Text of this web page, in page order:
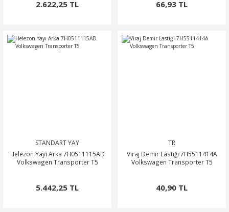
2.622,25 TL 66,93 TL
STANDART YAY
Helezon Yayı Arka 7H0511115AD
Volkswagen Transporter T5
5.442,25 TL
TR
Viraj Demir Lastiği 7H5511414A
Volkswagen Transporter T5
40,90 TL